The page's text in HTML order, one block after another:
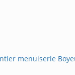
menuiserie